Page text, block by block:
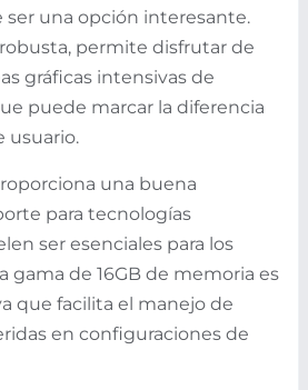
ser una opción interesante.
permite disfrutar de
gráficas intensivas de
puede marcar la diferencia
usuario.
una buena
para tecnologías
ser esenciales para los
gama de 16GB de memoria es
que facilita el manejo de
en configuraciones de